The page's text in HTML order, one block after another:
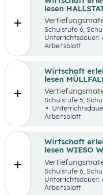
lesen
aufbereiteten
über,
Unterrichtsdauer:
Arbeitsblatt
Wirtschaft
lesen
aufbereiteten
Haushalt”.
Arbeitsblatt
Wirtschaft
lesen WIESO
aufbereiteten
teurer?”.
Unterrichtsdauer:
Arbeitsblatt